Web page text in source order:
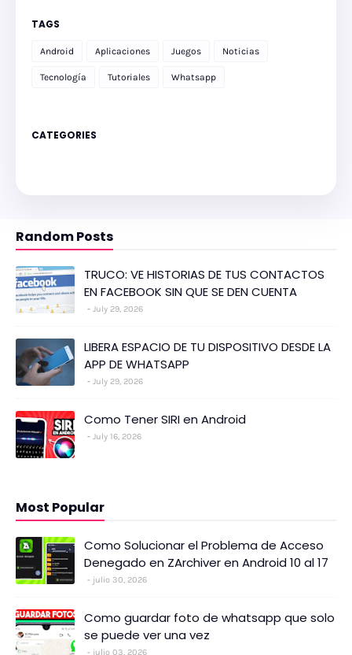
TAGS
Android Aplicaciones Juegos Noticias
Tecnología Tutoriales Whatsapp
CATEGORIES
Random Posts
TRUCO: VE HISTORIAS DE TUS CONTACTOS
EN FACEBOOK SIN QUE SE DEN CUENTA
July 29, 2026
LIBERA ESPACIO DE TU DISPOSITIVO DESDE LA
APP DE WHATSAPP
July 29, 2026
Como Tener SIRI en Android
July 16, 2026
Most Popular
Como Solucionar el Problema de Acceso
Denegado en ZArchiver en Android 10 al 17
julio 30, 2026
Como guardar foto de whatsapp que solo
se puede ver una vez
julio 03, 2026